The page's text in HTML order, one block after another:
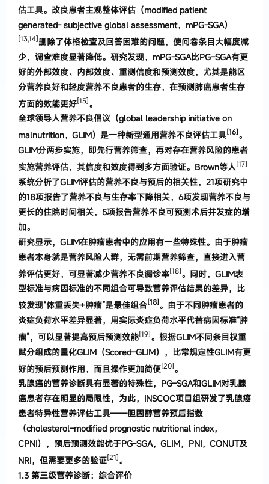
估工具。 改良患者主观整体评估 （modified patient
generated- subjective global assessment， mPG-SGA）
[13,14]删除了体格检查及回答困难的问题， 使问卷条目大幅度减
少， 调查难度显著降低。 研究发现， mPG-SGA比PG–SGA有更
好的外部效度、内部效度、重测信度和预测效度， 尤其是能区
分营养良好和轻度营养不良患者的生存， 在预测肺癌患者生存
方面的效能更好[15]。
全球领导人营养不良倡议（global leadership initiative on
malnutrition， GLIM） 是一种新型通用营养不良评估工具[16] 。
GLIM分两步实施，即先行营养筛查，再对存在营养风险的患者
实施营养评估，其信度和效度得到多方面验证。 Brown等人[17]
系统分析了GLIM评估的营养不良与预后的相关性， 21项研究中
的18项报告了营养不良与生存率下降相关， 6项发现营养不良与
更长的住院时间相关， 5项报告营养不良可预测术后并发症的增
加。
研究显示， GLIM在肿瘤患者中的应用有一些特殊性。 由于肿瘤
患者本身就是营养风险人群， 无需前期营养筛查， 直接进入营
养评估更好， 可显著减少营养不良漏诊率[18]。 同时， GLIM表
型标准与病因标准的不同组合可导致营养评估结果的差异， 比
较发现“体重丢失+肿瘤”是最佳组合[18] 。 由于不同肿瘤患者的
炎症负荷水平差异显著， 用实际炎症负荷水平代替病因标准“肿
瘤”， 可以显著提高预后预测效能[19]。 根据GLIM不同条目权重
赋分组成的量化GLIM （Scored–GLIM）， 比常规定性GLIM有更
好的预后预测作用， 而且操作更加简便[20]。
乳腺癌的营养诊断具有显著的特殊性， PG–SGA和GLIM对乳腺
癌患者存在明显的局限性， 为此， INSCOC项目组研发了乳腺癌
患者特异性营养评估工具——胆固醇营养预后指数
（cholesterol–modified prognostic nutritional index，
CPNI）， 预后预测效能优于PG-SGA， GLIM， PNI， CONUT及
NRI， 但需要更多的验证[21]。
1.3 第三级营养诊断： 综合评价